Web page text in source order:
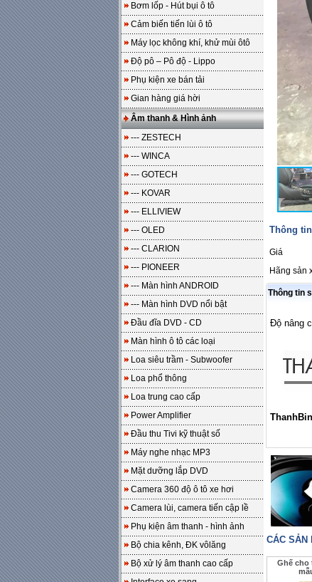
Bơm lốp - Hút bụi ô tô
Cảm biến tiến lùi ô tô
Máy lọc không khí, khử mùi ôtô
Độ pô – Pô độ - Lippo
Phụ kiện xe bán tải
Gian hàng giá hời
Âm thanh & Hình ảnh
--- ZESTECH
--- WINCA
--- GOTECH
--- KOVAR
--- ELLIVIEW
--- OLED
--- CLARION
--- PIONEER
--- Màn hình ANDROID
--- Màn hình DVD nổi bật
Đầu đĩa DVD - CD
Màn hình ô tô các loại
Loa siêu trầm - Subwoofer
Loa phổ thông
Loa trung cao cấp
Power Amplifier
Đầu thu Tivi kỹ thuật số
Máy nghe nhạc MP3
Mặt dưỡng lắp DVD
Camera 360 độ ô tô xe hơi
Camera lùi, camera tiến cập lề
Phụ kiện âm thanh - hình ảnh
Bộ chia kênh, ĐK vôlăng
Bộ xử lý âm thanh cao cấp
Thông
Giá
Hãng sản
Thông tin
Độ nâng
CÁC SẢN
Ghế cho